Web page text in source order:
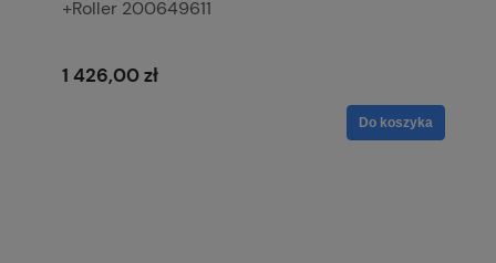
+Roller 200649611
1 426,00 zł
Do koszyka